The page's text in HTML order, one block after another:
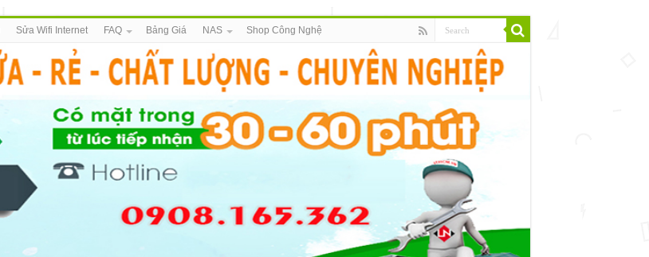
Sửa Wifi Internet FAQ Bảng Giá NAS Shop Công Nghệ